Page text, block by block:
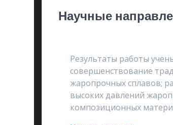
Научные
Результаты работы
совершенствование
жаропрочных сплавов;
высоких давлений
композиционных